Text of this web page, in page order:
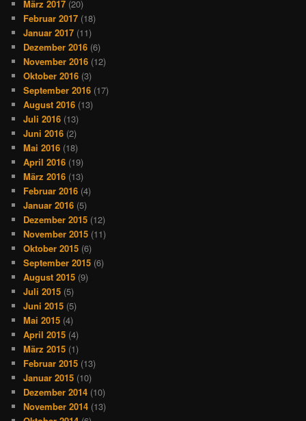
März 2017 (20)
Februar 2017 (18)
Januar 2017 (11)
Dezember 2016 (6)
November 2016 (12)
Oktober 2016 (3)
September 2016 (17)
August 2016 (13)
Juli 2016 (13)
Juni 2016 (2)
Mai 2016 (18)
April 2016 (19)
März 2016 (13)
Februar 2016 (4)
Januar 2016 (5)
Dezember 2015 (12)
November 2015 (11)
Oktober 2015 (6)
September 2015 (6)
August 2015 (9)
Juli 2015 (5)
Juni 2015 (5)
Mai 2015 (4)
April 2015 (4)
März 2015 (1)
Februar 2015 (13)
Januar 2015 (10)
Dezember 2014 (10)
November 2014 (13)